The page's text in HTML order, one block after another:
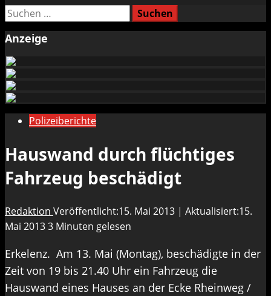
Suchen
Anzeige
Polizeiberichte
Hauswand durch flüchtiges
Fahrzeug beschädigt
Redaktion Veröffentlicht:15. Mai 2013 | Aktualisiert:15.
Mai 20133 Minuten gelesen
Erkelenz. Am 13. Mai (Montag), beschädigte in der
Zeit von 19 bis 21.40 Uhr ein Fahrzeug die
Hauswand eines Hauses an der Ecke Rheinweg /